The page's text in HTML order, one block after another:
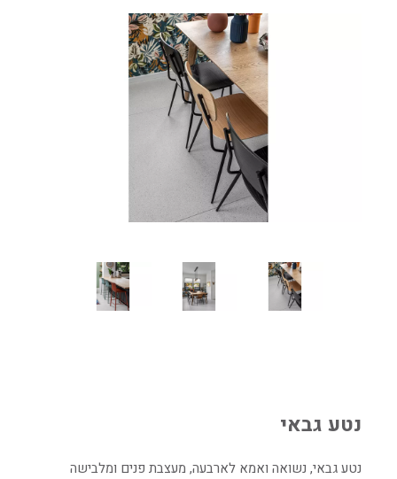
נטע גבאי
נטע גבאי, נשואה ואמא לארבעה, מעצבת פנים ומלבישה